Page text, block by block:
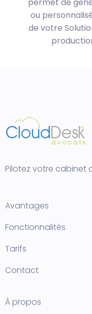
permet de
ou
de votre
Pilotez votre cabinet
Avantages
Fonctionnalités
Tarifs
Contact
À propos